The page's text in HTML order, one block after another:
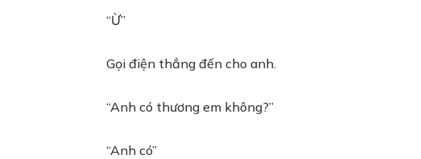
“Ừ”
Gọi điện thẳng đến cho anh.
“Anh có thương em không?”
“Anh có”